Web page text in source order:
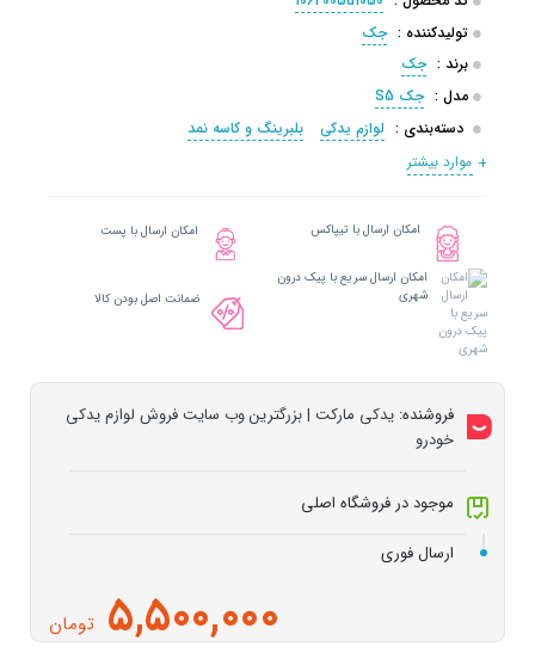
تولیدکننده : جک
برند : جک
مدل : جک S5
دسته‌بندی : لوازم یدکی
بلبرینگ و کاسه نمد
موارد بیشتر
امکان ارسال با تیپاکس امکان ارسال با پست
امکان ارسال سریع با پیک درون
شهری
ضمانت اصل بودن کالا
فروشنده: یدکی مارکت | بزرگترین وب سایت فروش لوازم یدکی
خودرو
موجود در فروشگاه اصلی
ارسال فوری
5,500,000 تومان